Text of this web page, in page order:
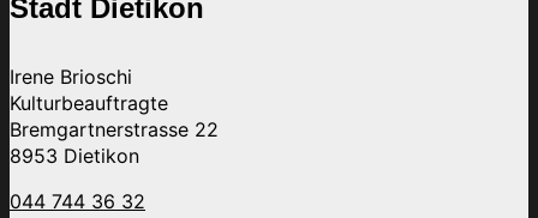
Stadt Dietikon
Irene Brioschi
Kulturbeauftragte
Bremgartnerstrasse 22
8953 Dietikon
044 744 36 32